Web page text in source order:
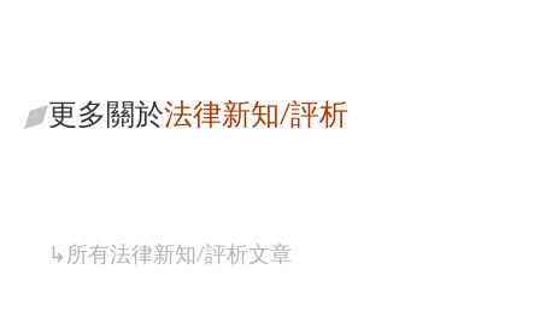
更多關於法律新知/評析
↳所有法律新知/評析文章